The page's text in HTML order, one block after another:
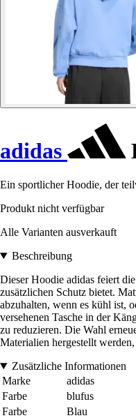
adidas
Ein sportlicher Hoodie, der
Produkt nicht verfügbar
Alle Varianten ausverkauft
Beschreibung
Dieser Hoodie adidas feiert
zusätzlichen Schutz bietet.
abzuhalten, wenn es kühl ist,
versehenen Tasche in der
zu reduzieren. Die Wahl
Materialien hergestellt
Zusätzliche Informationen
Marke
adidas
Farbe
blufus
Farbe
Blau